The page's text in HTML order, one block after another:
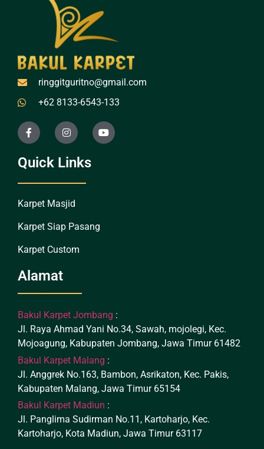
ringgitguritno@gmail.com
+62 8133-6543-133
Quick Links
Karpet Masjid
Karpet Siap Pasang
Karpet Custom
Alamat
Bakul Karpet Jombang :
Jl. Raya Ahmad Yani No.34, Sawah, mojolegi, Kec.
Mojoagung, Kabupaten Jombang, Jawa Timur 61482
Bakul Karpet Malang :
Jl. Anggrek No.163, Bambon, Asrikaton, Kec. Pakis,
Kabupaten Malang, Jawa Timur 65154
Bakul Karpet Madiun :
Jl. Panglima Sudirman No.11, Kartoharjo, Kec.
Kartoharjo, Kota Madiun, Jawa Timur 63117